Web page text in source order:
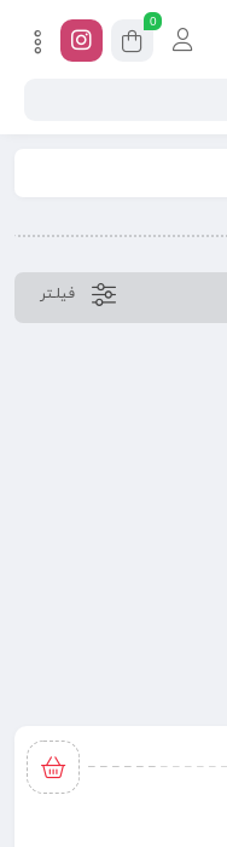
0
فیلـتر